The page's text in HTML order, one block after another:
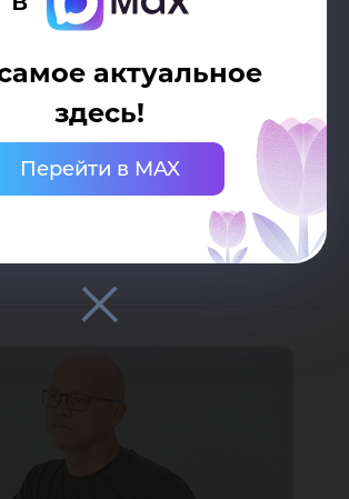
актуальное
здесь!
Перейти в MAX
жизни
заседании смены
модель развития Югры.